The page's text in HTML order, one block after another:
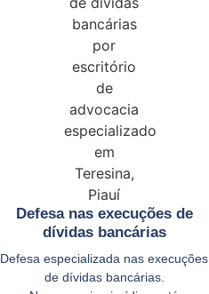
Defesa nas execuções de
dívidas bancárias
Defesa especializada nas execuções
de dívidas bancárias.